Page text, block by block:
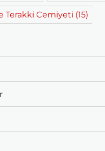
Terakki Cemiyeti (15)